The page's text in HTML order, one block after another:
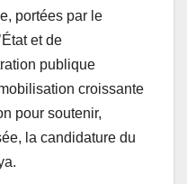
portées par le
et de
publique
croissante
pour soutenir,
la candidature du